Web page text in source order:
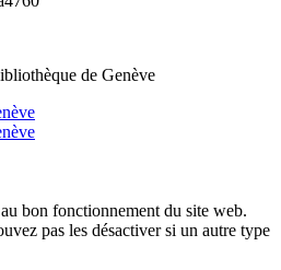
de Genève
bon fonctionnement du site web.
pas les désactiver si un autre type